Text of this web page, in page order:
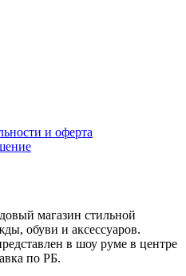
и оферта
магазин стильной
обуви и аксессуаров.
в шоу руме в центре
по РБ.